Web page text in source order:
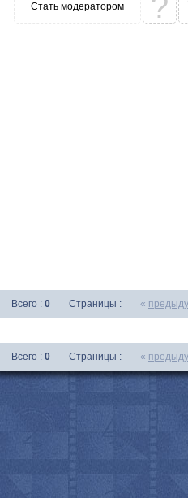
Стать модератором
Всего : 0 Страницы : «
Всего : 0 Страницы : «